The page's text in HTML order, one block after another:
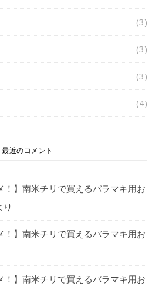
(3)
(3)
(3)
(4)
最近のコメント
！】南米チリで買えるバラマキ用お
り
！】南米チリで買えるバラマキ用お
！】南米チリで買えるバラマキ用お